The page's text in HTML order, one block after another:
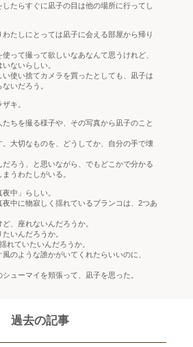
たらすぐに凪子の目は他の場所に行ってし
たしにとっては凪子に会える部屋から帰り
って撮って欲しいなあなんて思うけれど、
ないらしい。
使い捨てカメラを買ったとしても、凪子は
いだろう。
キ。
たちを撮る様子や、その写真から凪子のこと
。大切なものを、どうしてか、自分の手で壊
だろう、と思いながら、でもどこかで分かる
うわたしがいる。
中」らしい。
中に物寂しく揺れているブランコは、2つあ
、座れないんだろうか。
いんだろうか。
れていたいんだろうか。
のような誰かがいてくれたらいいのに、
ューマイを頬張って、凪子を思った。
過去の記事